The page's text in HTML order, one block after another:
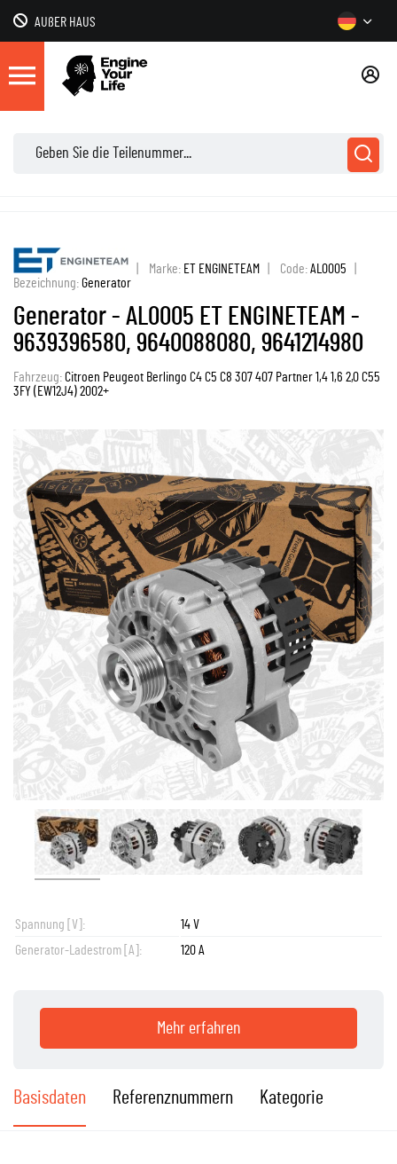
AUßER HAUS
Marke: ET ENGINETEAM Code:AL0005
Bezeichnung:Generator
Generator - AL0005 ET ENGINETEAM -
9639396580, 9640088080, 9641214980
Fahrzeug:Citroen Peugeot Berlingo C4 C5 C8 307 407 Partner 1,4 1,6 2,0 C55
3FY (EW12J4) 2002+
Spannung [V]:
14 V
Generator-Ladestrom [A]:
120 A
Mehr erfahren
Basisdaten Referenznummern Kategorie